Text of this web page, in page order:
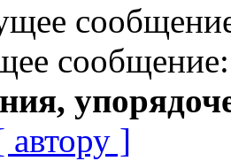
автору ]